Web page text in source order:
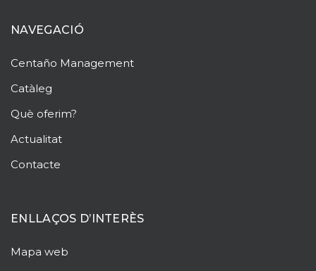
NAVEGACIÓ
Centaño Management
Catàleg
Què oferim?
Actualitat
Contacte
ENLLAÇOS D’INTERÈS
Mapa web